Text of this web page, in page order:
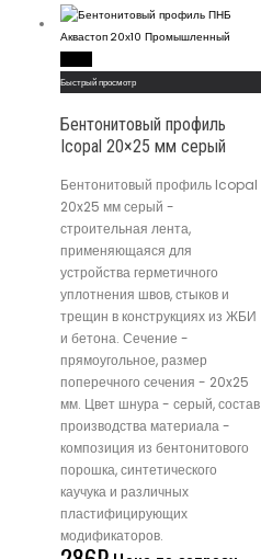
Быстрый просмотр
Бентонитовый профиль
Icopal 20×25 мм серый
Бентонитовый профиль Icopal
20x25 мм серый -
строительная лента,
применяющаяся для
устройства герметичного
уплотнения швов, стыков и
трещин в конструкциях из ЖБИ
и бетона. Сечение -
прямоугольное, размер
поперечного сечения - 20x25
мм. Цвет шнура - серый, состав
производства материала -
композиция из бентонитового
порошка, синтетического
каучука и различных
пластифицирующих
модификаторов.